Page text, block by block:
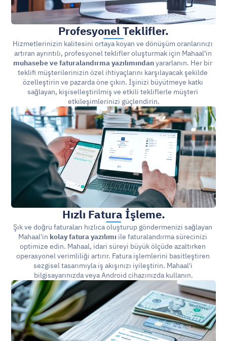
Profesyonel Teklifler.
Hizmetlerinizin kalitesini ortaya koyan ve dönüşüm oranlarınızı
muhasebe ve faturalandırma yazılımından yararlanın. Her bir
teklifi müşterilerinizin özel ihtiyaçlarını karşılayacak şekilde
özelleştirin ve pazarda öne çıkın. İşinizi büyütmeye katkı
sağlayan, kişiselleştirilmiş ve etkili tekliflerle müşteri
etkileşimlerinizi güçlendirin.
Hızlı Fatura İşleme.
Şık ve doğru faturaları hızlıca oluşturup göndermenizi sağlayan
Mahaal'in kolay fatura yazılımı ile faturalandırma sürecinizi
optimize edin. Mahaal, idari süreyi büyük ölçüde azaltırken
operasyonel verimliliği artırır. Fatura işlemlerini basitleştiren
sezgisel tasarımıyla iş akışınızı iyileştirin. Mahaal'i
bilgisayarınızda veya Android cihazınızda kullanın.